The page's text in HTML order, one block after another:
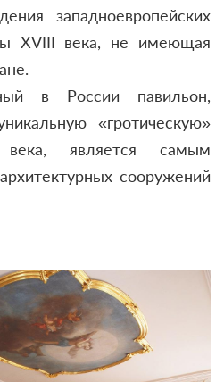
западноевропейских
ХVIII века, не имеющая
в России павильон,
«гротическую»
является самым
сооружений